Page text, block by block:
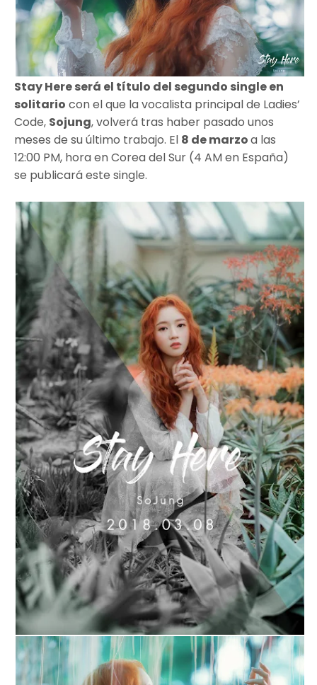
Stay Here será el título del segundo single en
solitario con el que la vocalista principal de Ladies’
Code, Sojung, volverá tras haber pasado unos
meses de su último trabajo. El 8 de marzoa las
12:00 PM, hora en Corea del Sur (4 AM en España)
se publicará este single.